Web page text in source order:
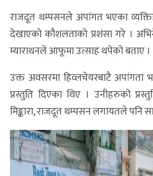
राजदूत थम्पसनले अपांगत भएका
देखाएको कौशलताको प्रशंसा गरे ।
म्याराथनले आफूमा उत्साह थपेको बताए ।
उक्त अवसरमा हिव्लचेयरबाटै अपांगता
प्रस्तुति दिएका थिए । उनीहरुको
मिङ्कारा, राजदूत थम्पसन लगायतले पनि